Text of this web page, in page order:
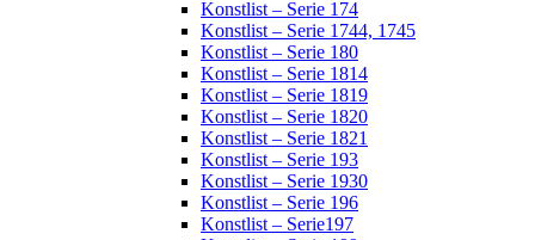
Konstlist – Serie 174
Konstlist – Serie 1744, 1745
Konstlist – Serie 180
Konstlist – Serie 1814
Konstlist – Serie 1819
Konstlist – Serie 1820
Konstlist – Serie 1821
Konstlist – Serie 193
Konstlist – Serie 1930
Konstlist – Serie 196
Konstlist – Serie197